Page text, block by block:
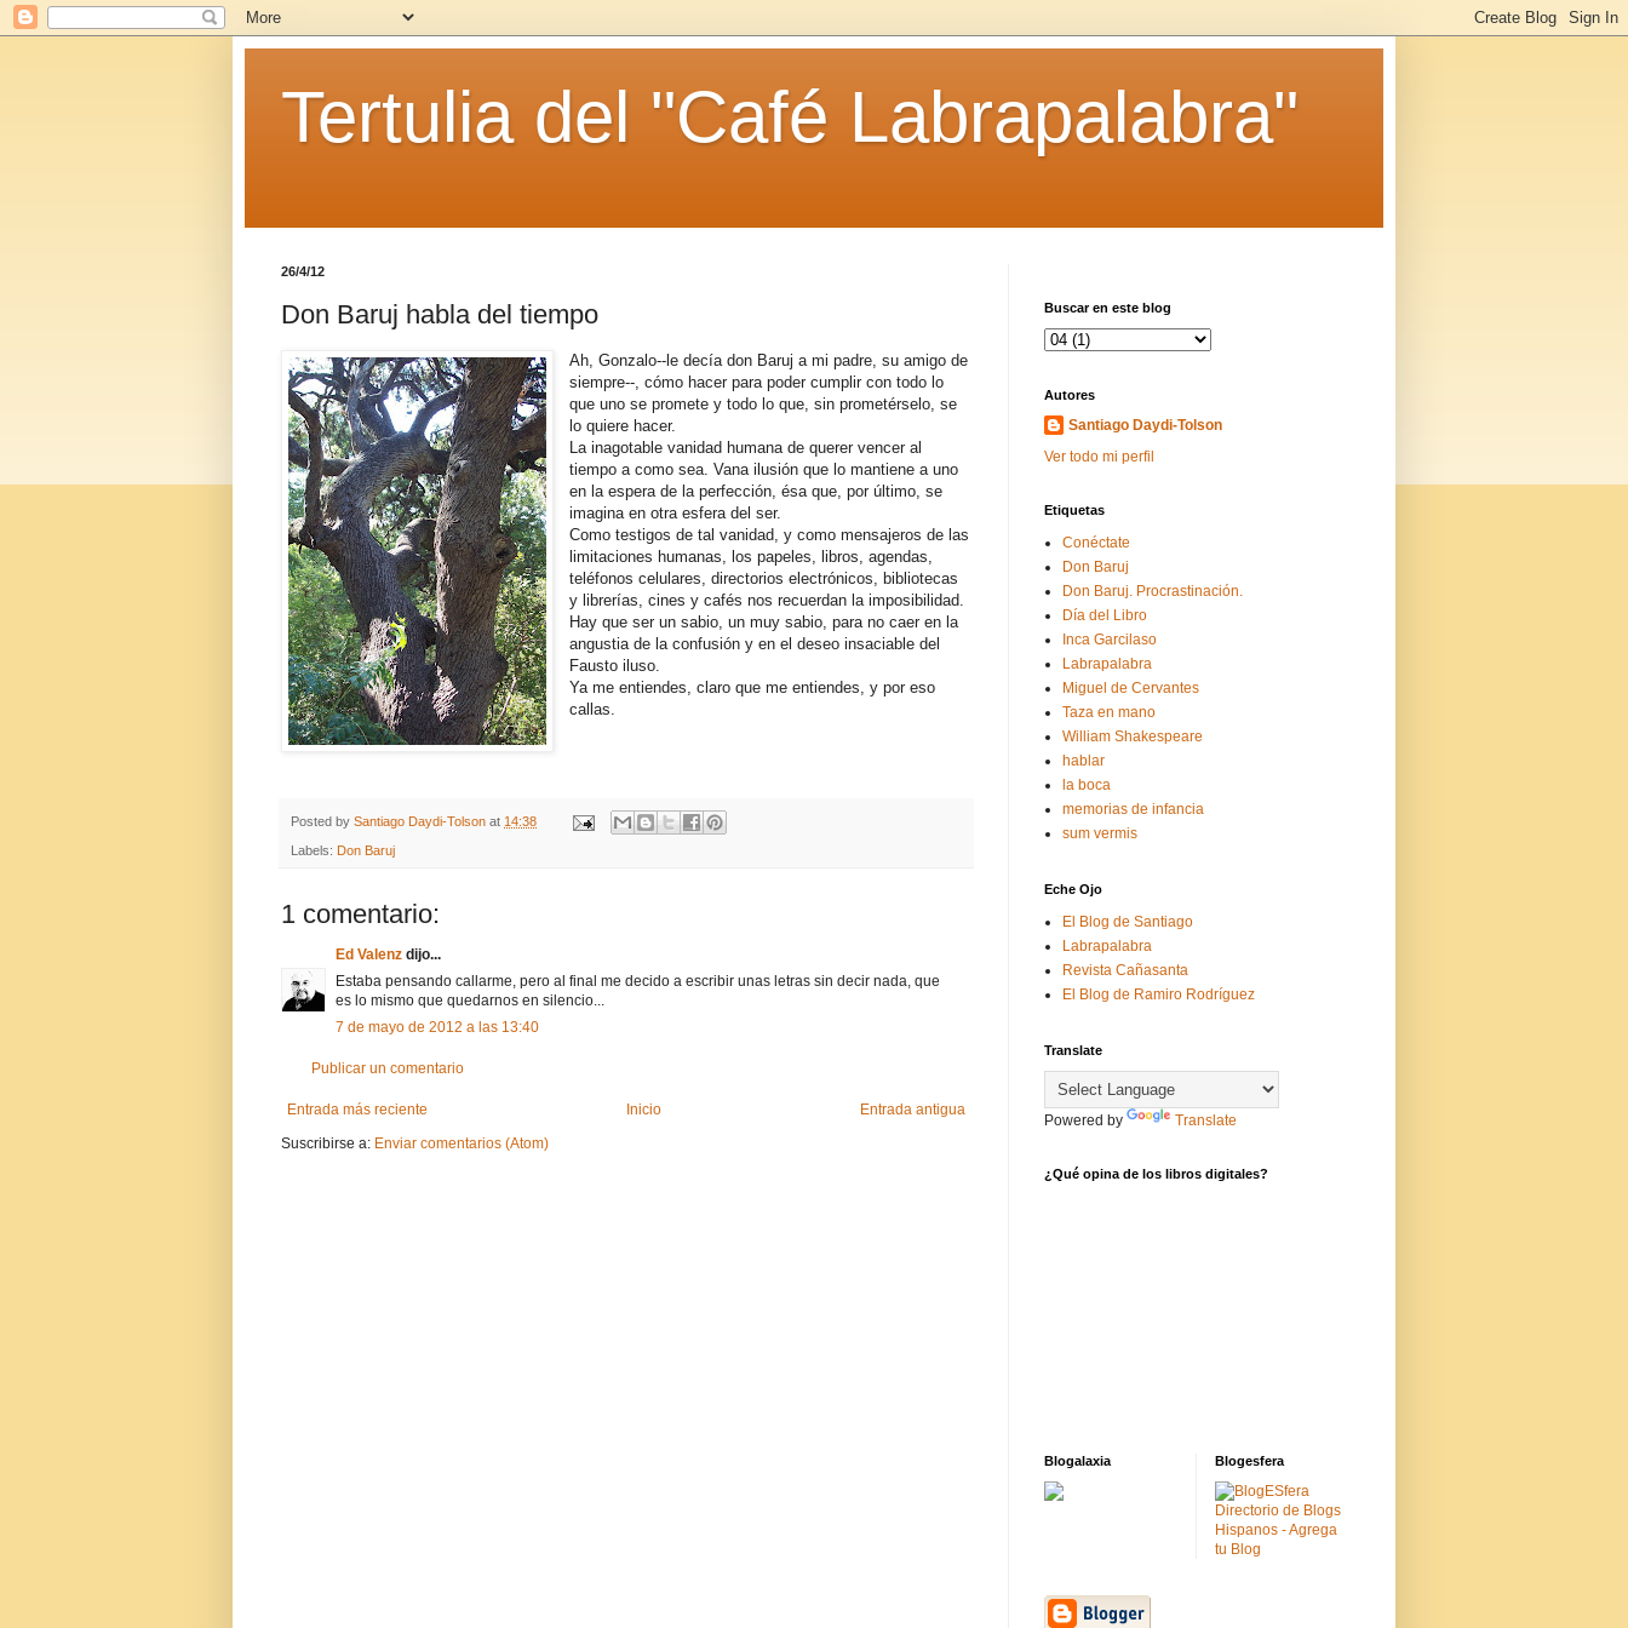
Tertulia del "Café Labrapalabra"
26/4/12
Don Baruj habla del tiempo
Ah, Gonzalo--le decía don Baruj a mi padre, su amigo de
siempre--, cómo hacer para poder cumplir con todo lo
que uno se promete y todo lo que, sin prometérselo, se
lo quiere hacer.
La inagotable vanidad humana de querer vencer al
tiempo a como sea. Vana ilusión que lo mantiene a uno
en la espera de la perfección, ésa que, por último, se
imagina en otra esfera del ser.
Como testigos de tal vanidad, y como mensajeros de las
limitaciones humanas, los papeles, libros, agendas,
teléfonos celulares, directorios electrónicos, bibliotecas
y librerías, cines y cafés nos recuerdan la imposibilidad.
Hay que ser un sabio, un muy sabio, para no caer en la
angustia de la confusión y en el deseo insaciable del
Fausto iluso.
Ya me entiendes, claro que me entiendes, y por eso
callas.
Posted by Santiago Daydi-Tolson at 14:38
Labels: Don Baruj
1 comentario:
Ed Valenz dijo...
Estaba pensando callarme, pero al final me decido a escribir unas letras sin decir nada, que
es lo mismo que quedarnos en silencio...
7 de mayo de 2012 a las 13:40
Publicar un comentario
Entrada más reciente Entrada antigua
Inicio
Suscribirse a: Enviar comentarios (Atom)
Buscar en este blog
Autores
Santiago Daydi-Tolson
Ver todo mi perfil
Etiquetas
Conéctate
Don Baruj
Don Baruj. Procrastinación.
Día del Libro
Inca Garcilaso
Labrapalabra
Miguel de Cervantes
Taza en mano
William Shakespeare
hablar
la boca
memorias de infancia
sum vermis
Eche Ojo
El Blog de Santiago
Labrapalabra
Revista Cañasanta
El Blog de Ramiro Rodríguez
Translate
Powered by Translate
¿Qué opina de los libros digitales?
Blogalaxia Blogesfera